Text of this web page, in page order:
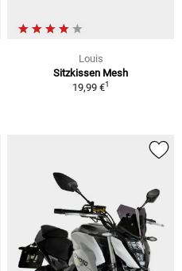
Louis
Sitzkissen Mesh
19,99 €1